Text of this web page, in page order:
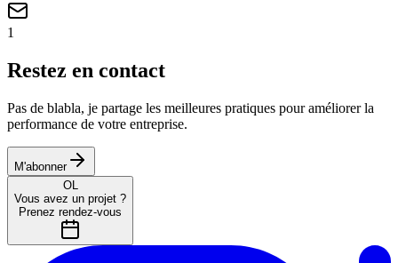
1
Restez en contact
Pas de blabla, je partage les meilleures pratiques pour améliorer la
performance de votre entreprise.
M'abonner
OL
Vous avez un projet ?
Prenez rendez-vous